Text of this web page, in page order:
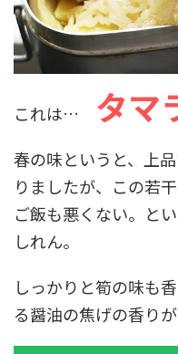
これは… タマ
春の味というと、上
りましたが、この若
ご飯も悪くない。と
しれん。
しっかりと筍の味も
る醤油の焦げの香りが